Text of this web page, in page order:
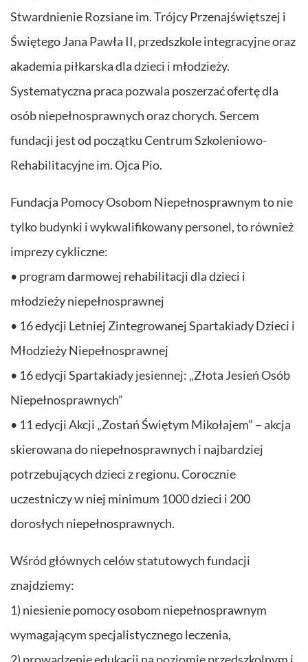
Stwardnienie Rozsiane im. Trójcy Przenajświętszej i
Świętego Jana Pawła II, przedszkole integracyjne oraz
akademia piłkarska dla dzieci i młodzieży.
Systematyczna praca pozwala poszerzać ofertę dla
osób niepełnosprawnych oraz chorych. Sercem
fundacji jest od początku Centrum Szkoleniowo-
Rehabilitacyjne im. Ojca Pio.
Fundacja Pomocy Osobom Niepełnosprawnym to nie
tylko budynki i wykwalifikowany personel, to również
imprezy cykliczne:
• program darmowej rehabilitacji dla dzieci i
młodzieży niepełnosprawnej
• 16 edycji Letniej Zintegrowanej Spartakiady Dzieci i
Młodzieży Niepełnosprawnej
• 16 edycji Spartakiady jesiennej: „Złota Jesień Osób
Niepełnosprawnych”
• 11 edycji Akcji „Zostań Świętym Mikołajem” – akcja
skierowana do niepełnosprawnych i najbardziej
potrzebujących dzieci z regionu. Corocznie
uczestniczy w niej minimum 1000 dzieci i 200
dorosłych niepełnosprawnych.
Wśród głównych celów statutowych fundacji
znajdziemy:
1) niesienie pomocy osobom niepełnosprawnym
wymagającym specjalistycznego leczenia,
2) prowadzenie edukacji na poziomie przedszkolnym i